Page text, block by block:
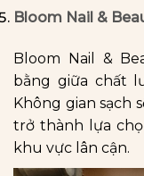
Bloom Nail &
Bloom Nail &
bằng giữa chất
Không gian sạch
trở thành lựa
khu vực lân cận.